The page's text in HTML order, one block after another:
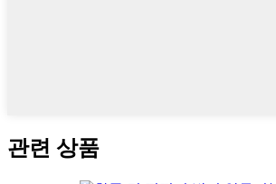
관련 상품